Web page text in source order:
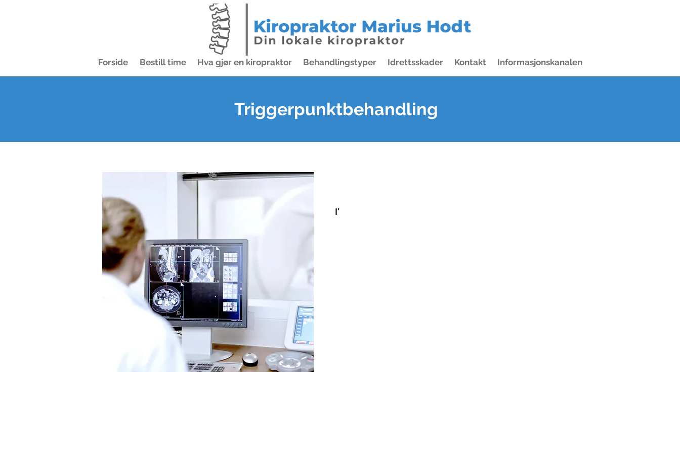
Forside Bestill time Hva gjør en kiropraktor Behandlingstyper Idrettsskader Kontakt Informasjonskanalen
Triggerpunktbehandling
I'